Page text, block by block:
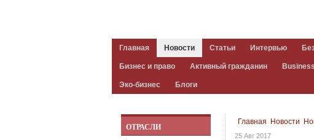
Главная Новости Статьи Интервью
Бизнес и право Активный гражданин
Эко-бизнес Блоги
Главная Новости
25 Авг 2017
ОТРАСЛИ